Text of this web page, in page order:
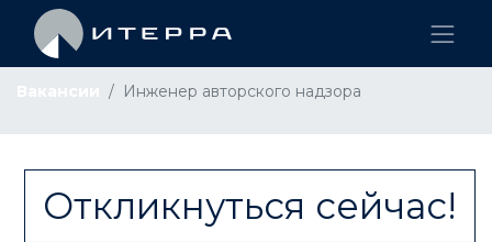
Инженер авторского надзора
Откликнуться сейчас!